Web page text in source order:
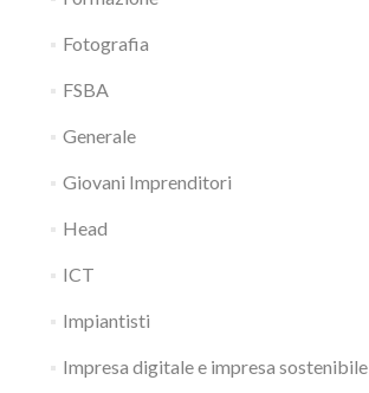
Fotografia
FSBA
Generale
Giovani Imprenditori
Head
ICT
Impiantisti
Impresa digitale e impresa sostenibile